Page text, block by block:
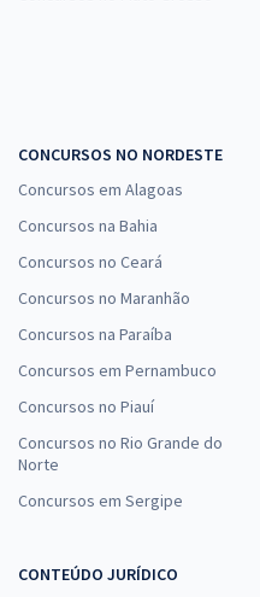
CONCURSOS NO NORDESTE
Concursos em Alagoas
Concursos na Bahia
Concursos no Ceará
Concursos no Maranhão
Concursos na Paraíba
Concursos em Pernambuco
Concursos no Piauí
Concursos no Rio Grande do
Norte
Concursos em Sergipe
CONTEÚDO JURÍDICO